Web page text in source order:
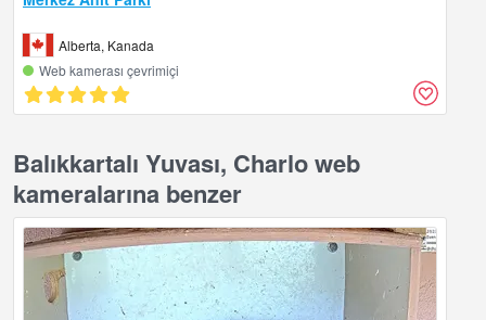
Alberta, Kanada
Web kamerası çevrimiçi
Balıkkartalı Yuvası, Charlo web
kameralarına benzer